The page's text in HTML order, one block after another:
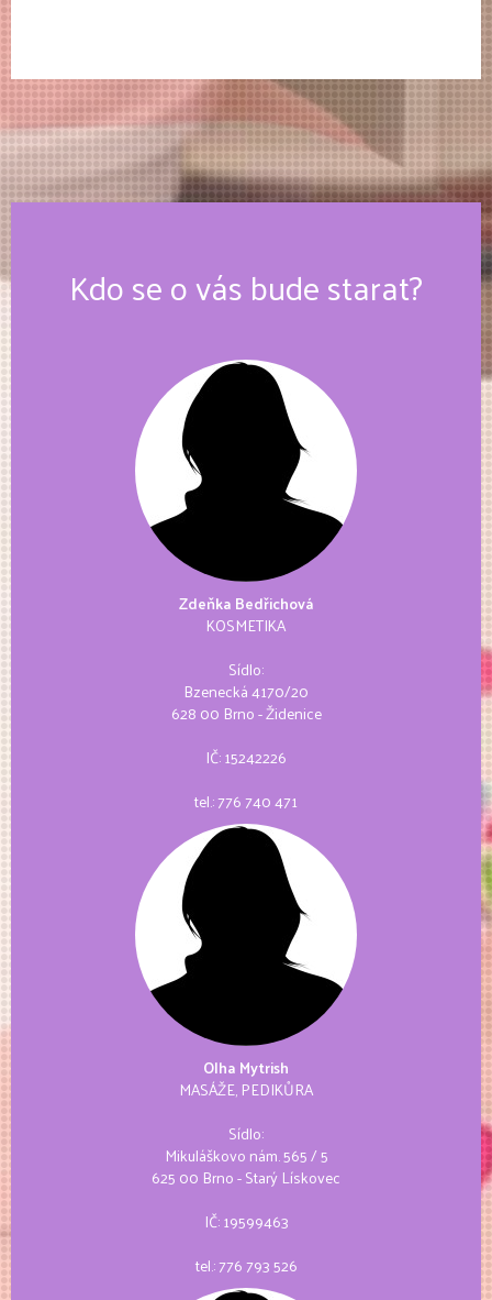
Kdo se o vás bude starat?
Zdeňka Bedřichová
KOSMETIKA
Sídlo:
Bzenecká 4170/20
628 00 Brno - Židenice
IČ: 15242226
tel.:776 740 471
Olha Mytrish
MASÁŽE, PEDIKŮRA
Sídlo:
Mikuláškovo nám. 565 / 5
625 00 Brno - Starý Lískovec
IČ: 19599463
tel.:776 793 526